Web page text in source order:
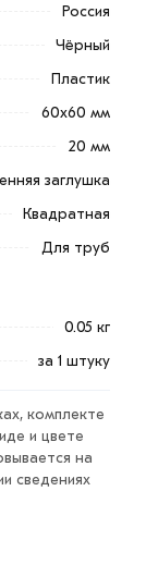
- защитно-
по
Россия
Чёрный
Пластик
60х60 мм
20 мм
заглушка
Квадратная
Для труб
0.05 кг
за 1 штуку
комплекте
и цвете
на
сведениях